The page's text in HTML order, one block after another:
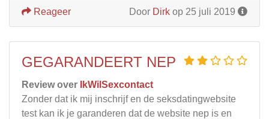
Door Dirk op 25 juli 2019
Reageer
GEGARANDEERT NEP
Review over
IkWilSexcontact
Zonder dat ik mij inschrijf en de seksdatingwebsite
test kan ik je garanderen dat de website nep is en